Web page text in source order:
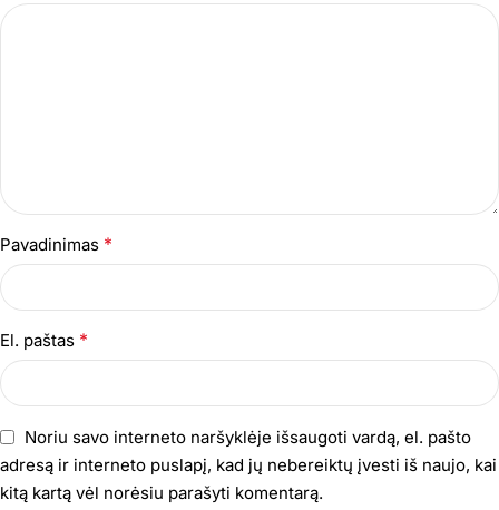
Pavadinimas *
El. paštas *
Noriu savo interneto naršyklėje išsaugoti vardą, el. pašto
adresą ir interneto puslapį, kad jų nebereiktų įvesti iš naujo, kai
kitą kartą vėl norėsiu parašyti komentarą.